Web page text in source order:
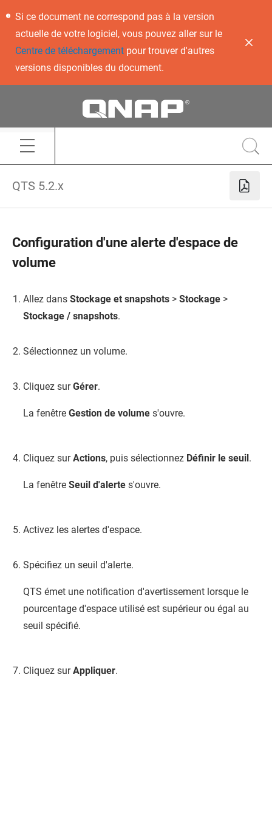
Si ce document ne correspond pas à la version
actuelle de votre logiciel, vous pouvez aller sur le
Centre de téléchargementpour trouver d'autres
versions disponibles du document.
QTS 5.2.x
Configuration d'une alerte d'espace de
volume
Allez dans Stockage et snapshots > Stockage >
Stockage / snapshots.
Sélectionnez un volume.
Cliquez surGérer.
La fenêtre Gestion de volume s'ouvre.
Cliquez surActions, puis sélectionnez Définir le seuil.
La fenêtre Seuil d'alerte s'ouvre.
Activez les alertes d'espace.
Spécifiez un seuil d'alerte.
QTS émet une notification d'avertissement lorsque le
pourcentage d'espace utilisé est supérieur ou égal au
seuil spécifié.
Cliquez surAppliquer.